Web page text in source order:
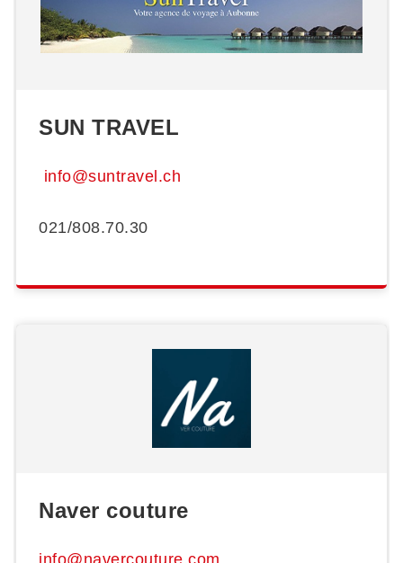
SUN TRAVEL
info@suntravel.ch
021/808.70.30
Naver couture
info@navercouture.com